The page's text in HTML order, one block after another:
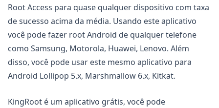
Root Access para quase qualquer dispositivo com taxa
de sucesso acima da média. Usando este aplicativo
você pode fazer root Android de qualquer telefone
como Samsung, Motorola, Huawei, Lenovo. Além
disso, você pode usar este mesmo aplicativo para
Android Lollipop 5.x, Marshmallow 6.x, Kitkat.
KingRoot é um aplicativo grátis, você pode